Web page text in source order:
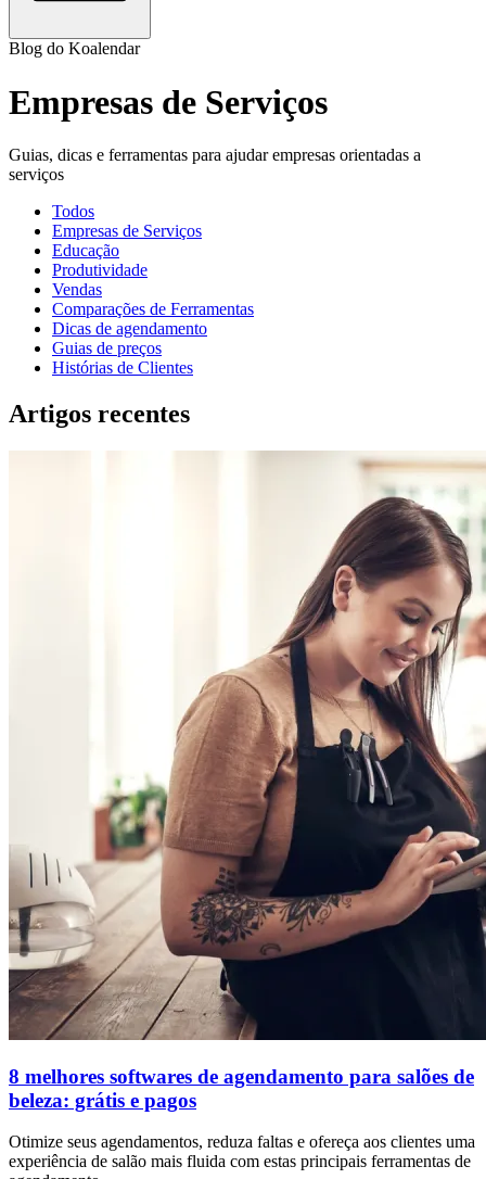
Blog do Koalendar
Empresas de Serviços
Guias, dicas e ferramentas para ajudar empresas orientadas a
serviços
Todos
Empresas de Serviços
Educação
Produtividade
Vendas
Comparações de Ferramentas
Dicas de agendamento
Guias de preços
Histórias de Clientes
Artigos recentes
8 melhores softwares de agendamento para salões de
beleza: grátis e pagos
Otimize seus agendamentos, reduza faltas e ofereça aos clientes uma
experiência de salão mais fluida com estas principais ferramentas de